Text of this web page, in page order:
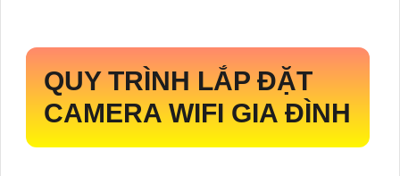
QUY TRÌNH LẮP ĐẶT
CAMERA WIFI GIA ĐÌNH